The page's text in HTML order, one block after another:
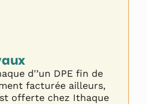
d'’un DPE fin de
facturée ailleurs,
offerte chez Ithaque